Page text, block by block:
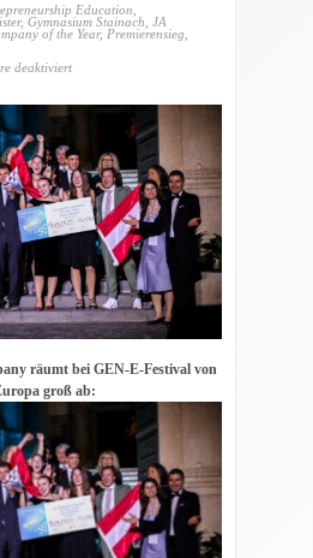
Education
, Gymnasium Stainach JA
of the Year, Premierensieg
deaktiviertfür
Company
Europameister,
„Junior
Achievement
Europe
Company
of
the
Year
2024“
räumt bei GEN-E-Festival von
groß ab: